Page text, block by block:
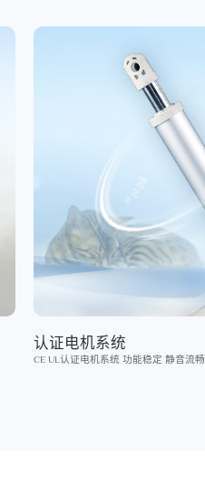
认证电机系统
CE UL认证电机系统 功能稳定 静音流畅